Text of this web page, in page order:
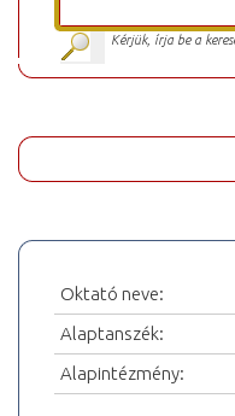
Kérjük, írja be a
Oktató neve:
Alaptanszék:
Alapintézmény: